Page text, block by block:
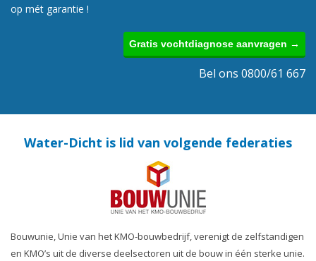
op mét garantie !
Gratis vochtdiagnose aanvragen →
Bel ons 0800/61 667
Water-Dicht is lid van volgende federaties
Bouwunie, Unie van het KMO-bouwbedrijf, verenigt de zelfstandigen
en KMO’s uit de diverse deelsectoren uit de bouw in één sterke unie.